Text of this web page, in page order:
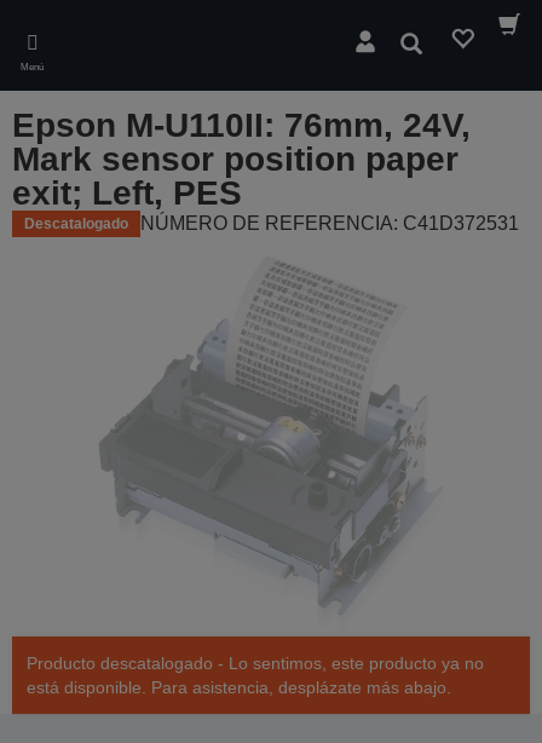
main
content
Menú
Buscar
Epson M-U110II: 76mm, 24V,
Mark sensor position paper
exit; Left, PES
Descatalogado NÚMERO DE REFERENCIA: C41D372531
Producto descatalogado - Lo sentimos, este producto ya no
está disponible. Para asistencia, desplázate más abajo.